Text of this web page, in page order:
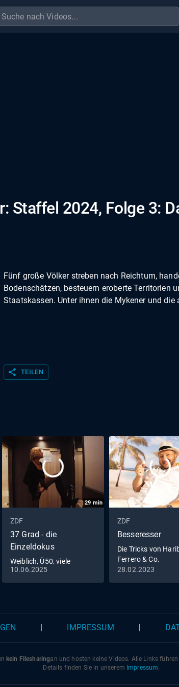
Staffel 2024, Folge 3:
Fünf große Völker streben nach Reichtum,
Bodenschätzen, besteuern eroberte Territorien
Staatskassen. Unter ihnen die Mykener und die
share TEILEN
29 min
ZDF
37 Grad - die
Einzeldokus
Weiblich, Ü50, viele
Liebhaber
10.06.2025
ZDF
Besseresser
Die Tricks von
Ferrero & Co.
28.02.2023
IMPRESSUM
kein Filesharingan und hosten keine Videos. Alle Links
Details finden Sie in unserem Impressum.